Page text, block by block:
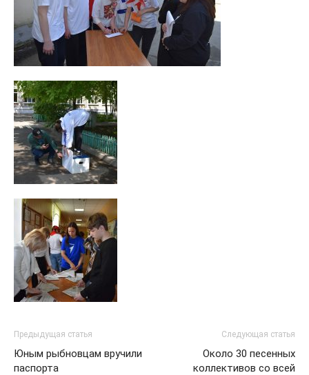
Предыдущая статья
Юным рыбновцам вручили
паспорта
Следующая статья
Около 30 песенных
коллективов со всей